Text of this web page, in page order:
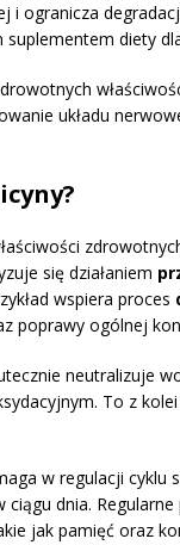
i ogranicza
diety
układu
się działaniem
wspiera proces
poprawy ogólnej
neutralizuje
To z
w regulacji cyklu
dnia.
jak pamięć oraz